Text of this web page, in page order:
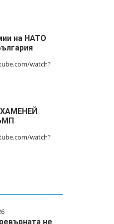
на НАТО
watch?
watch?
не